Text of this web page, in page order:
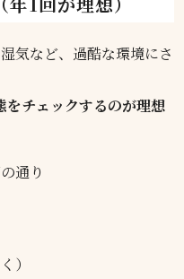
気など、過酷な環境にさ
をチェックするのが理想
通り
）